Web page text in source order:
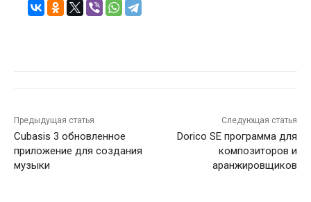
Предыдущая статья
Cubasis 3 обновленное
приложение для создания
музыки
Следующая статья
Dorico SE программа для
композиторов и
аранжировщиков